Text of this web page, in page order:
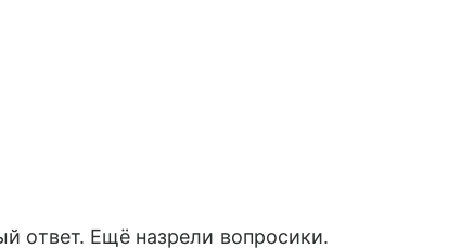
ответ. Ещё назрели вопросики.